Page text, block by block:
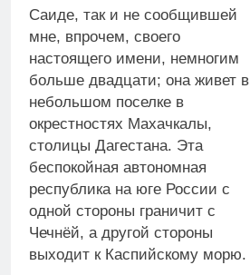
Саиде, так и не сообщившей
мне, впрочем, своего
настоящего имени, немногим
больше двадцати; она живет в
небольшом поселке в
окрестностях Махачкалы,
столицы Дагестана. Эта
беспокойная автономная
республика на юге России с
одной стороны граничит с
Чечнёй, а другой стороны
выходит к Каспийскому морю.